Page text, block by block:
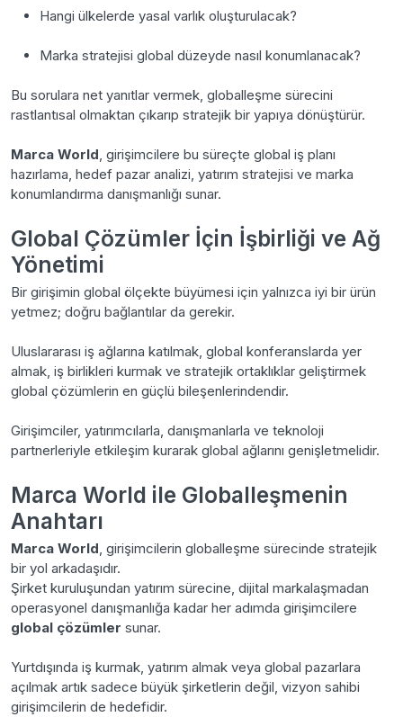
Hangi ülkelerde yasal varlık oluşturulacak?
Marka stratejisi global düzeyde nasıl konumlanacak?
Bu sorulara net yanıtlar vermek, globalleşme sürecini
rastlantısal olmaktan çıkarıp stratejik bir yapıya dönüştürür.
Marca World, girişimcilere bu süreçte global iş planı
hazırlama, hedef pazar analizi, yatırım stratejisi ve marka
konumlandırma danışmanlığı sunar.
Global Çözümler İçin İşbirliği ve Ağ
Yönetimi
Bir girişimin global ölçekte büyümesi için yalnızca iyi bir ürün
yetmez; doğru bağlantılar da gerekir.
Uluslararası iş ağlarına katılmak, global konferanslarda yer
almak, iş birlikleri kurmak ve stratejik ortaklıklar geliştirmek
global çözümlerin en güçlü bileşenlerindendir.
Girişimciler, yatırımcılarla, danışmanlarla ve teknoloji
partnerleriyle etkileşim kurarak global ağlarını genişletmelidir.
Marca World ile Globalleşmenin
Anahtarı
Marca World, girişimcilerin globalleşme sürecinde stratejik
bir yol arkadaşıdır.
Şirket kuruluşundan yatırım sürecine, dijital markalaşmadan
operasyonel danışmanlığa kadar her adımda girişimcilere
global çözümler sunar.
Yurtdışında iş kurmak, yatırım almak veya global pazarlara
açılmak artık sadece büyük şirketlerin değil, vizyon sahibi
girişimcilerin de hedefidir.